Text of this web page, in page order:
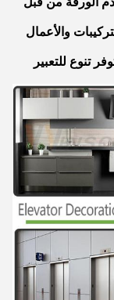
والأعمال
تنوع للتعبير